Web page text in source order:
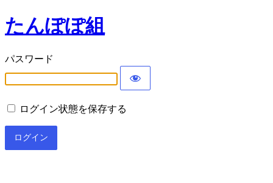
たんぽぽ組
パスワード
ログイン状態を保存する